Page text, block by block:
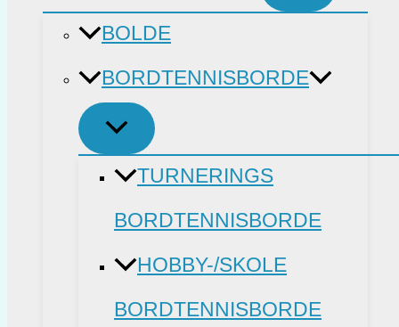
BOLDE
BORDTENNISBORDE
TURNERINGS
BORDTENNISBORDE
HOBBY-/SKOLE
BORDTENNISBORDE